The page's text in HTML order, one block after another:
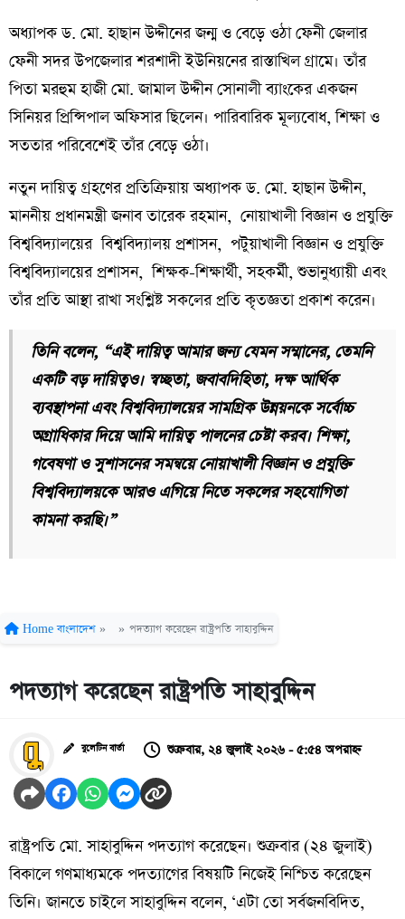
অধ্যাপক ড. মো. হাছান উদ্দীনের জন্ম ও বেড়ে ওঠা ফেনী জেলার
ফেনী সদর উপজেলার শরশাদী ইউনিয়নের রাস্তাখিল গ্রামে। তাঁর
পিতা মরহুম হাজী মো. জামাল উদ্দীন সোনালী ব্যাংকের একজন
সিনিয়র প্রিন্সিপাল অফিসার ছিলেন। পারিবারিক মূল্যবোধ, শিক্ষা ও
সততার পরিবেশেই তাঁর বেড়ে ওঠা।
নতুন দায়িত্ব গ্রহণের প্রতিক্রিয়ায় অধ্যাপক ড. মো. হাছান উদ্দীন,
মাননীয় প্রধানমন্ত্রী জনাব তারেক রহমান, নোয়াখালী বিজ্ঞান ও প্রযুক্তি
বিশ্ববিদ্যালয়ের বিশ্ববিদ্যালয় প্রশাসন, পটুয়াখালী বিজ্ঞান ও প্রযুক্তি
বিশ্ববিদ্যালয়ের প্রশাসন, শিক্ষক-শিক্ষার্থী, সহকর্মী, শুভানুধ্যায়ী এবং
তাঁর প্রতি আস্থা রাখা সংশ্লিষ্ট সকলের প্রতি কৃতজ্ঞতা প্রকাশ করেন।
তিনি বলেন, “এই দায়িত্ব আমার জন্য যেমন সম্মানের, তেমনি
একটি বড় দায়িত্বও। স্বচ্ছতা, জবাবদিহিতা, দক্ষ আর্থিক
ব্যবস্থাপনা এবং বিশ্ববিদ্যালয়ের সামগ্রিক উন্নয়নকে সর্বোচ্চ
অগ্রাধিকার দিয়ে আমি দায়িত্ব পালনের চেষ্টা করব। শিক্ষা,
গবেষণা ও সুশাসনের সমন্বয়ে নোয়াখালী বিজ্ঞান ও প্রযুক্তি
বিশ্ববিদ্যালয়কে আরও এগিয়ে নিতে সকলের সহযোগিতা
কামনা করছি।”
Home বাংলাদেশ » » পদত্যাগ করেছেন রাষ্ট্রপতি সাহাবুদ্দিন
পদত্যাগ করেছেন রাষ্ট্রপতি সাহাবুদ্দিন
বুলেটিন বার্তা শুক্রবার, ২৪ জুলাই ২০২৬ - ৫:৫৪ অপরাহ্ন
রাষ্ট্রপতি মো. সাহাবুদ্দিন পদত্যাগ করেছেন। শুক্রবার (২৪ জুলাই)
বিকালে গণমাধ্যমকে পদত্যাগের বিষয়টি নিজেই নিশ্চিত করেছেন
তিনি। জানতে চাইলে সাহাবুদ্দিন বলেন, ‘এটা তো সর্বজনবিদিত,